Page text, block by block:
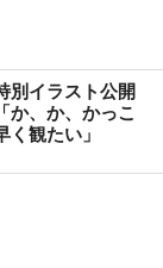
別イラスト公開
か、か、かっこ
観たい」